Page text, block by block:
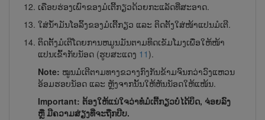
ເຄືອບຮ່ອງເພົາຂອງມໍເຕີ້ກຽວດ້ວຍກະແລັດທີ່ສະອາດ.
ໃສ່ນ້ຳມັນໂອລິ້ງຂອງມໍເຕີ້ກຽວ ແລະ ຕິດຕັ້ງໃສ່ໜ້າແປນມໍເຕີ.
ຕິດຕັ້ງມໍເຕີໂດຍການຫມູນມັນຕາມທິດເຂັມໂມງເພື່ອໃຫ້ໜ້າ
ແປນເຂົ້າກັບນັອດ (ຮູບສະແດງ 11).
Note: ໝູນມໍເຕີຕາມທາງຂວາງກົງກັນຂ້າມຈົນກວ່າວົງແຫວນ
ອ້ອມຮອບນັອດ ແລະ ຫຼັງຈາກນັ້ນໃຫ້​ຫັນນັອດໃຫ້ແໜ້ນ.
Important: ຕ້ອງໃຫ້ແນ່ໃຈວ່າທໍ່ມໍເຕີ້ກຽວບໍ່ໄດ້ບິດ, ຈ່ອຍລົງ
ຫຼື ມີຄວາມສ່ຽງທີ່ຈະຖືກບີບ.